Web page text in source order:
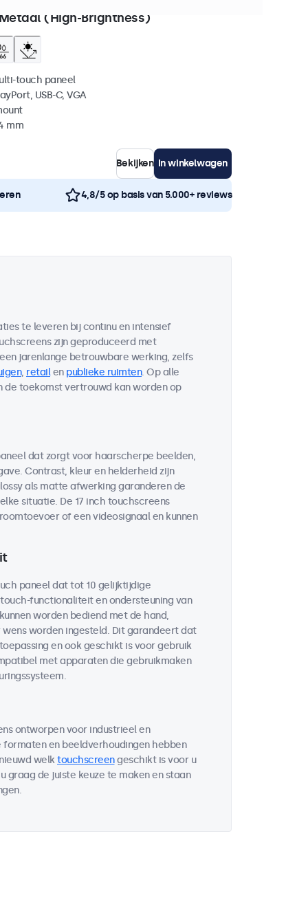
(High-Brightness)
touch paneel
USB-C, VGA
mm
Bekijken In winkelwagen
4,8/5 op basis van 5.000+ reviews
te leveren bij continu en intensief
zijn geproduceerd met
jarenlange betrouwbare werking, zelfs
, retailen publieke ruimten. Op alle
de toekomst vertrouwd kan worden op
dat zorgt voor haarscherpe beelden,
Contrast, kleur en helderheid zijn
als matte afwerking garanderen de
situatie. De 17 inch touchscreens
of een videosignaal en kunnen
paneel dat tot 10 gelijktijdige
functionaliteit en ondersteuning van
worden bediend met de hand,
worden ingesteld. Dit garandeert dat
en ook geschikt is voor gebruik
met apparaten die gebruikmaken
ontworpen voor industrieel en
en beeldverhoudingen hebben
welktouchscreengeschikt is voor u
graag de juiste keuze te maken en staan